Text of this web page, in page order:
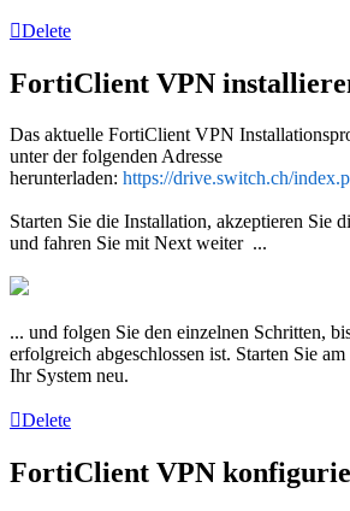
Delete
FortiClient VPN
Das aktuelle FortiClient VPN
unter der folgenden Adresse
herunterladen: https://drive.switch.ch/
Starten Sie die Installation, akzeptieren Sie
und fahren Sie mit Next weiter ...
... und folgen Sie den einzelnen Schritten,
erfolgreich abgeschlossen ist. Starten Sie
Ihr System neu.
Delete
FortiClient VPN